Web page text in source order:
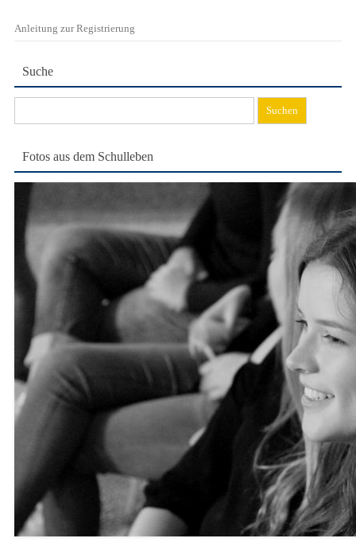
Anleitung zur Registrierung
Suche
nach:
Fotos aus dem Schulleben